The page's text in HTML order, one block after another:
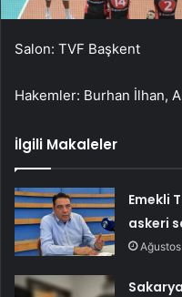
Salon: TVF Başkent
Hakemler: Burhan İlhan,
İlgili Makaleler
Emekli
askeri